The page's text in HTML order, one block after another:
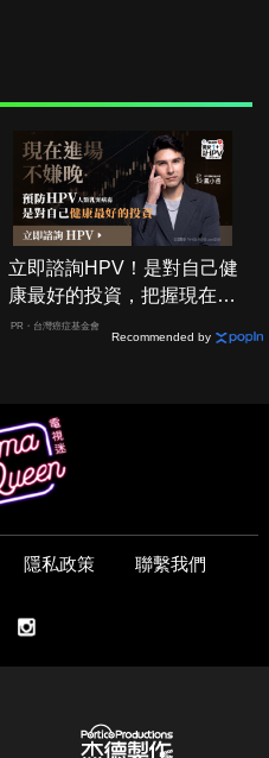
立即諮詢HPV！是對自己健
康最好的投資，把握現在不
嫌晚！
PR・台灣癌症基金會
Recommended by
隱私政策 聯繫我們